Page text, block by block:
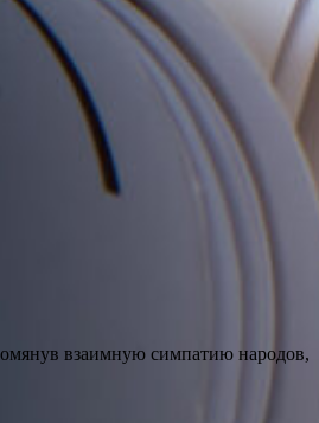
взаимную симпатию народов,